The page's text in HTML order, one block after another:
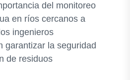
del monitoreo
en ríos cercanos a
ingenieros
garantizar la seguridad
de residuos